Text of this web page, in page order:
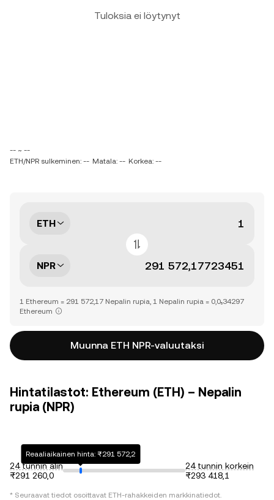
Tuloksia ei löytynyt
-- ~ --
ETH/NPR sulkeminen: -- Matala: -- Korkea: --
ETH
NPR
1 Ethereum = 291 572,17 Nepalin rupia, 1 Nepalin rupia = 0,0₅34297
Ethereum
Muunna ETH NPR-valuutaksi
Hintatilastot: Ethereum (ETH) – Nepalin
rupia (NPR)
24 tunnin alin
₨291 260,0
Reaaliaikainen hinta: ₨291 572,2
24 tunnin korkein
₨293 418,1
* Seuraavat tiedot osoittavat ETH-rahakkeiden markkinatiedot.